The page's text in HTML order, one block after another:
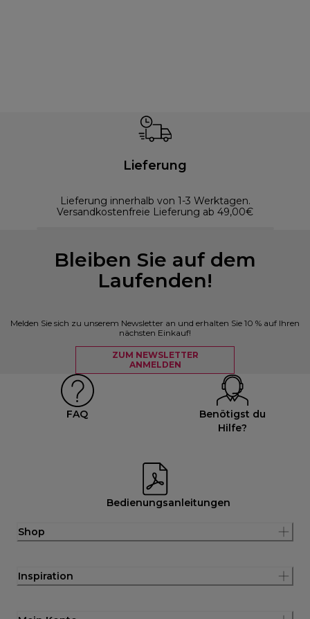
Lieferung
Lieferung innerhalb von 1-3 Werktagen.
Versandkostenfreie Lieferung ab 49,00€
Bleiben Sie auf dem
Laufenden!
Melden Sie sich zu unserem Newsletter an und erhalten Sie 10 % auf Ihren
nächsten Einkauf!
ZUM NEWSLETTER
ANMELDEN
FAQ
Benötigst du
Hilfe?
Bedienungsanleitungen
Shop
Inspiration